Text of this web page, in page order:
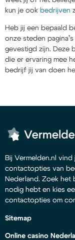
kun je ook bedrijven
Heb jij een bepaald
onze steden
gevestigd zijn. Deze
die er ervaring mee
bedrijf jij van doen
Bij Vermelden.nl vind
contactopties van
Nederland. Zoek het
nodig hebt en kies
contactopties om
Sitemap
Online casino